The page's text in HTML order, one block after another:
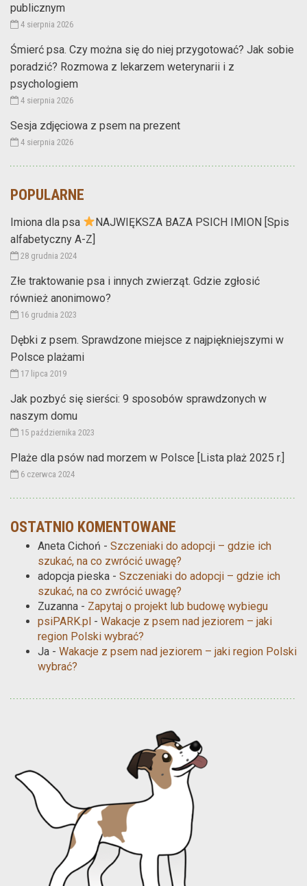
publicznym
4 sierpnia 2026
Śmierć psa. Czy można się do niej przygotować? Jak sobie
poradzić? Rozmowa z lekarzem weterynarii i z
psychologiem
4 sierpnia 2026
Sesja zdjęciowa z psem na prezent
4 sierpnia 2026
POPULARNE
Imiona dla psa
NAJWIĘKSZA BAZA PSICH IMION [Spis
alfabetyczny A-Z]
28 grudnia 2024
Złe traktowanie psa i innych zwierząt. Gdzie zgłosić
również anonimowo?
16 grudnia 2023
Dębki z psem. Sprawdzone miejsce z najpiękniejszymi w
Polsce plażami
17 lipca 2019
Jak pozbyć się sierści: 9 sposobów sprawdzonych w
naszym domu
15 października 2023
Plaże dla psów nad morzem w Polsce [Lista plaż 2025 r.]
6 czerwca 2024
OSTATNIO KOMENTOWANE
Aneta Cichoń - Szczeniaki do adopcji – gdzie ich
szukać, na co zwrócić uwagę?
adopcja pieska - Szczeniaki do adopcji – gdzie ich
szukać, na co zwrócić uwagę?
Zuzanna - Zapytaj o projekt lub budowę wybiegu
psiPARK.pl - Wakacje z psem nad jeziorem – jaki
region Polski wybrać?
Ja - Wakacje z psem nad jeziorem – jaki region Polski
wybrać?